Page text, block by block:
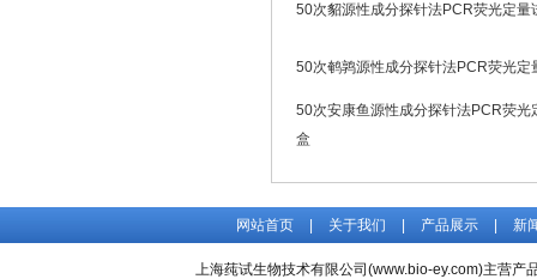
50次貂源性成分探针法PCR荧光定量
50次鹌鹑源性成分探针法PCR荧光定
50次安康鱼源性成分探针法PCR荧光
盒
网站首页 关于我们 产品展示 新
上海莼试生物技术有限公司(www.bio-ey.com)主营产